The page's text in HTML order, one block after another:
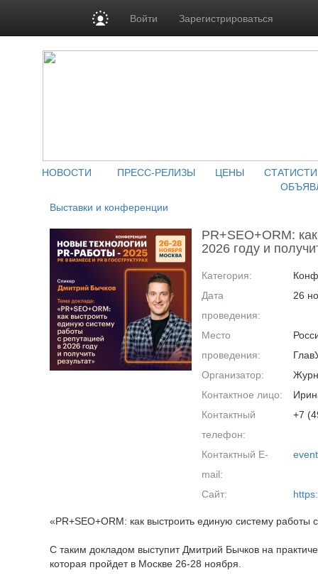
Войти Зарегистрироваться
НОВОСТИ ПРЕСС-РЕЛИЗЫ ЦЕНЫ
Выставки и конференции
PR+SEO+ORM:
2026 году и
Категория:
Дата
проведения:
26
Место
проведения:
Организатор:
Контактное лицо:
Контактный
телефон:
+7
Контактный E-
mail:
Сайт:
«PR+SEO+ORM: как выстроить единую систему работы
С таким докладом выступит Дмитрий Бычков на
которая пройдет в Москве 26-28 ноября.